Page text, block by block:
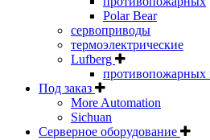
Polar Bear
сервоприводы
термоэлектрические
Lufberg
противопожарных
Под заказ
More Automation
Sichuan
Серверное оборудование